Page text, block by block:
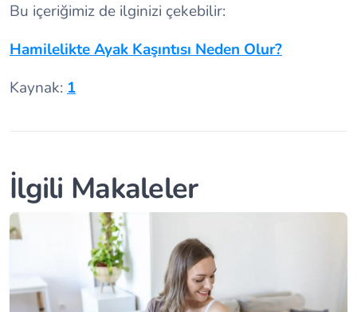
Bu içeriğimiz de ilginizi çekebilir:
Hamilelikte Ayak Kaşıntısı Neden Olur?
Kaynak: 1
İlgili Makaleler